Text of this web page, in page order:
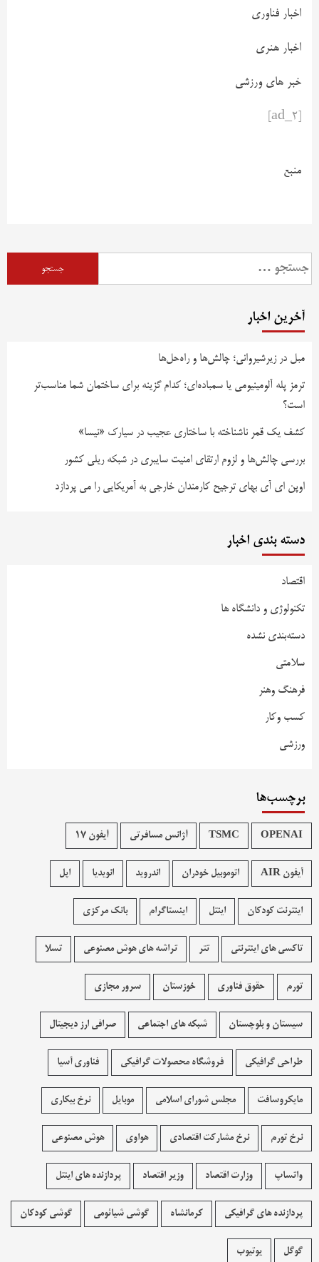
اخبار فناوری
اخبار هنری
خبر های ورزشی
منبع
آخرین اخبار
مبل در زیرشیروانی؛ چالش‌ها و راه‌حل‌ها
ترمز پله آلومینیومی یا سمباده‌ای؛ کدام گزینه برای ساختمان شما مناسب‌تر
است؟
کشف یک قمر ناشناخته با ساختاری عجیب در سیارک «نیسا»
بررسی چالش‌ها و لزوم ارتقای امنیت سایبری در شبکه ریلی کشور
اوپن ای آی بهای ترجیح کارمندان خارجی به آمریکایی را می پردازد
دسته بندی اخبار
اقتصاد
تکنولوژی و دانشگاه ها
دسته‌بندی نشده
سلامتی
فرهنگ وهنر
کسب وکار
ورزشی
برچسب‌ها
OPENAI
TSMC آژانس مسافرتی آیفون 17
آیفون AIR اتوموبیل خودران اندروید انویدیا اپل
اینترنت کودکان اینتل اینستاگرام بانک مرکزی
تاکسی های اینترنتی تتر تراشه های هوش مصنوعی تسلا
تورم حقوق فناوری خوزستان سرور مجازی
سیستان و بلوچستان شبکه های اجتماعی صرافی ارز دیجیتال
طراحی گرافیکی فروشگاه محصولات گرافيکی فناوری آسیا
مایکروسافت مجلس شورای اسلامی موبایل نرخ بیکاری
نرخ تورم نرخ مشارکت اقتصادی هواوی هوش مصنوعی
واتساپ وزارت اقتصاد وزیر اقتصاد پردازنده های اینتل
پردازنده های گرافیکی کرمانشاه گوشی شیائومی گوشی کودکان
گوگل یوتیوب